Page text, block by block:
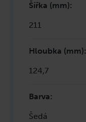
Šířka (mm):
211
Hloubka (mm):
124,7
Barva:
Šedá